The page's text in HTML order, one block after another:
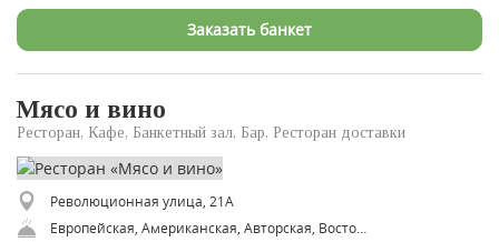
Заказать банкет
Мясо и вино
Ресторан, Кафе, Банкетный зал, Бар, Ресторан доставки
Революционная улица, 21А